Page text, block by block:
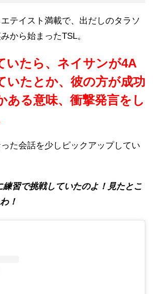
テイスト満載で、出だしのタラソ
から始まったTSL。
いたら、ネイサンが4A
いたとか、彼の方が成功
ある意味、衝撃発言をし
た会話を少しピックアップしてい
練習で挑戦していたのよ！見たとこ
！